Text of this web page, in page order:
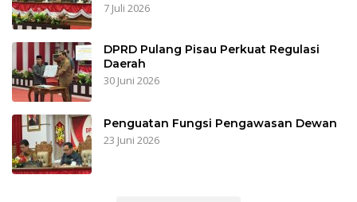
7 Juli 2026
DPRD Pulang Pisau Perkuat Regulasi
Daerah
30 Juni 2026
Penguatan Fungsi Pengawasan Dewan
23 Juni 2026